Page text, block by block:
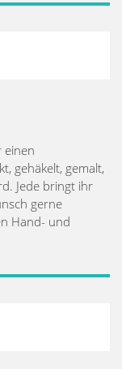
einen
gehäkelt, gemalt,
Jede bringt ihr
gerne
Hand- und